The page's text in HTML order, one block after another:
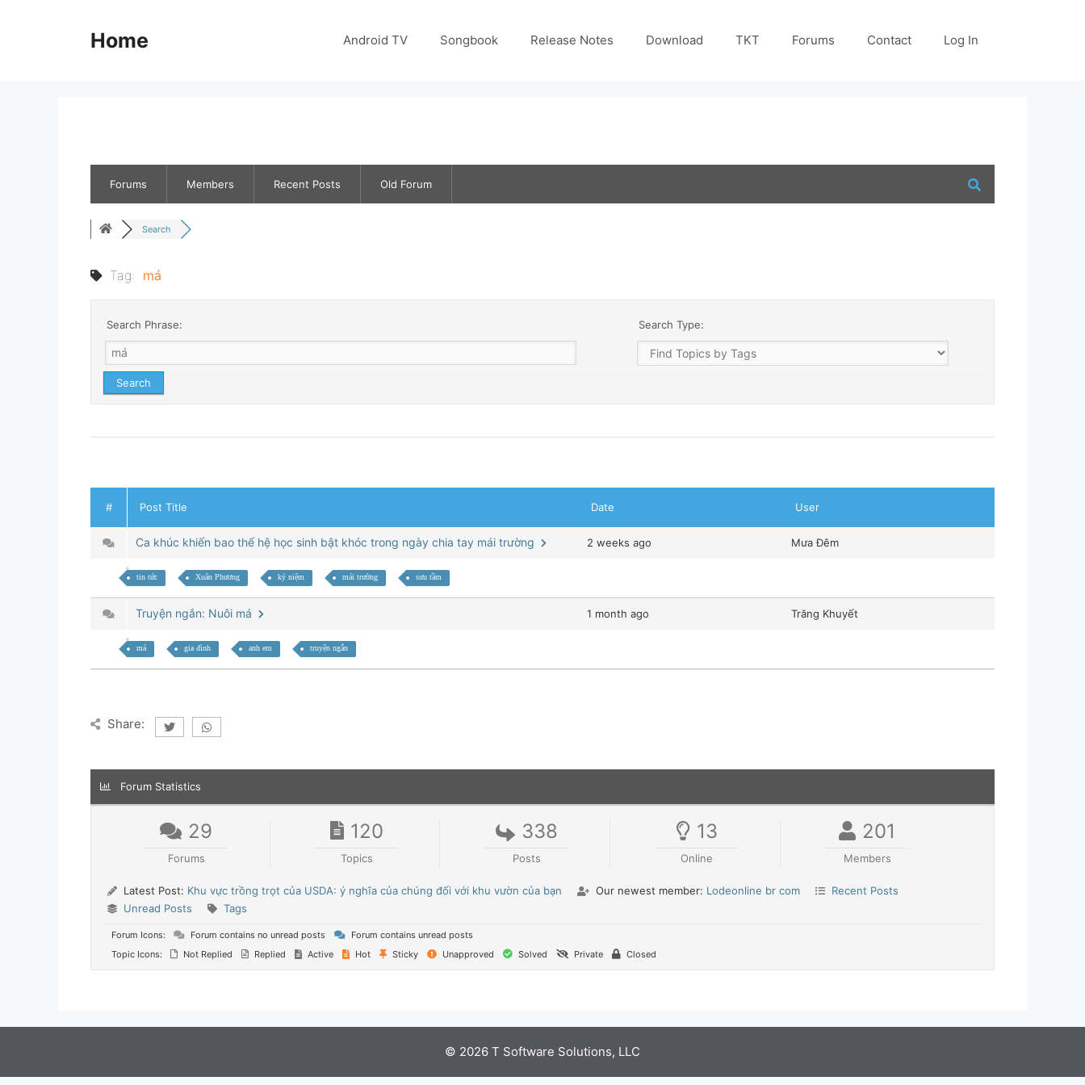
Home Android TV Songbook Release Notes Download TKT Forums Contact Log In
Forums Members Recent Posts Old Forum
Search
Tag: má
Search Phrase: Search Type:
# Post Title Date User
Ca khúc khiến bao thế hệ học sinh bật khóc trong ngày chia tay mái trường 2 weeks ago Mưa Đêm
tin tức Xuân Phương kỷ niệm mái trường sưu tầm
Truyện ngắn: Nuôi má 1 month ago Trăng Khuyết
má gia đình anh em truyện ngắn
Share:
Forum Statistics
29
Forums
120
Topics
338
Posts
13
Online
201
Members
Latest Post: Khu vực trồng trọt của USDA: ý nghĩa của chúng đối với khu vườn của bạn Our newest member: Lodeonline br com
Recent Posts
Unread Posts
Tags
Forum Icons: Forum contains no unread posts
Forum contains unread posts
Topic Icons:
Not Replied Replied Active Hot Sticky Unapproved Solved Private Closed
© 2026 T Software Solutions, LLC